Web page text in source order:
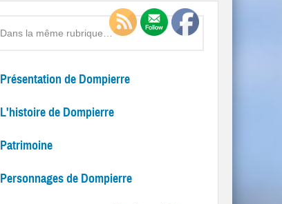
Dans la même rubrique…
Présentation de Dompierre
L'histoire de Dompierre
Patrimoine
Personnages de Dompierre